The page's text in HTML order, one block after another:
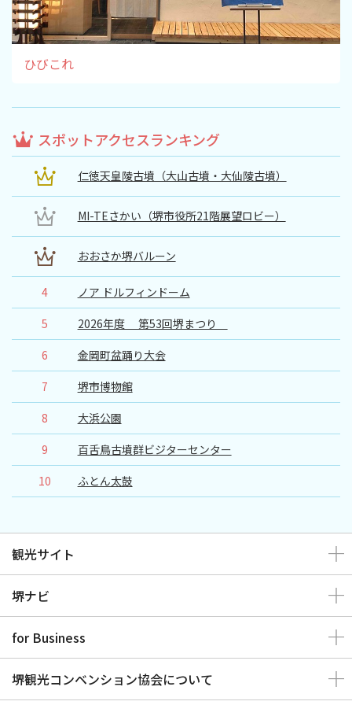
ひびこれ
スポットアクセスランキング
仁徳天皇陵古墳（大山古墳・大仙陵古墳）
MI-TEさかい（堺市役所21階展望ロビー）
おおさか堺バルーン
4
ノア ドルフィンドーム
5
2026年度 第53回堺まつり
6
金岡町盆踊り大会
7
堺市博物館
8
大浜公園
9
百舌鳥古墳群ビジターセンター
10
ふとん太鼓
観光サイト
堺ナビ
for Business
堺観光コンベンション協会について